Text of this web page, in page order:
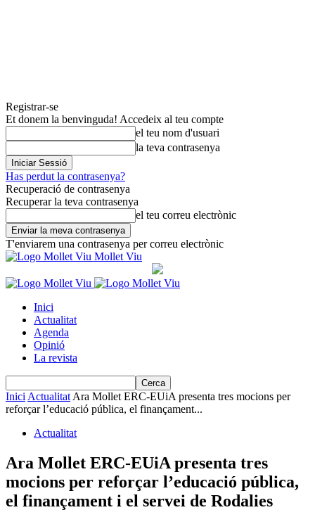
Registrar-se
Et donem la benvinguda! Accedeix al teu compte
el teu nom d'usuari
la teva contrasenya
Has perdut la contrasenya?
Recuperació de contrasenya
Recuperar la teva contrasenya
el teu correu electrònic
T'enviarem una contrasenya per correu electrònic
Mollet Viu
Inici
Actualitat
Agenda
Opinió
La revista
Inici Actualitat Ara Mollet ERC-EUiA presenta tres mocions per
reforçar l’educació pública, el finançament...
Actualitat
Ara Mollet ERC-EUiA presenta tres
mocions per reforçar l’educació pública,
el finançament i el servei de Rodalies